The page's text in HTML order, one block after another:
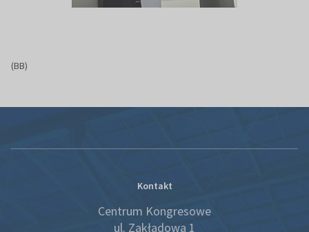
(BB)
Kontakt
Centrum Kongresowe
ul. Zakładowa 1